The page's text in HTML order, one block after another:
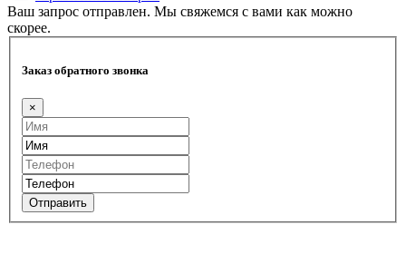
Ваш запрос отправлен. Мы свяжемся с вами как можно
скорее.
Заказ обратного звонка
×
Отправить